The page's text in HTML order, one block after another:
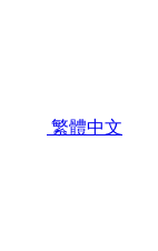
繁體中文